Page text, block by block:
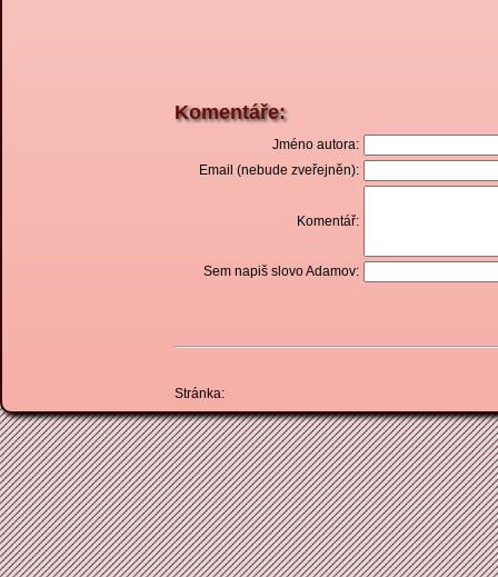
Komentáře:
Jméno autora:
Email (nebude zveřejněn):
Komentář:
Sem napiš slovo Adamov:
Stránka: